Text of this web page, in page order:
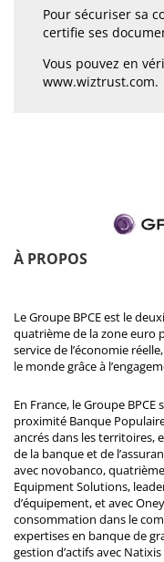
Pour sécuriser sa
certifie ses
Vous pouvez en
www.wiztrust.com.
À PROPOS
Le Groupe BPCE est le
quatrième de la zone euro
service de l’économie
le monde grâce à
En France, le Groupe BPCE
proximité Banque
ancrés dans les territoires,
de la banque et de
avec novobanco,
Equipment Solutions,
d’équipement, et avec
consommation dans le
expertises en banque de
gestion d’actifs avec